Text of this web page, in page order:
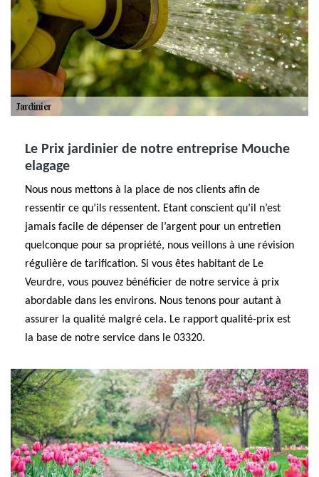
Le Prix jardinier de notre entreprise Mouche
elagage
Nous nous mettons à la place de nos clients afin de
ressentir ce qu’ils ressentent. Etant conscient qu’il n’est
jamais facile de dépenser de l’argent pour un entretien
quelconque pour sa propriété, nous veillons à une révision
régulière de tarification. Si vous êtes habitant de Le
Veurdre, vous pouvez bénéficier de notre service à prix
abordable dans les environs. Nous tenons pour autant à
assurer la qualité malgré cela. Le rapport qualité-prix est
la base de notre service dans le 03320.